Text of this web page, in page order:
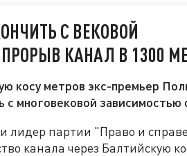
С ВЕКОВОЙ
КАНАЛ В 1300
косу метров экс-премьер
с многовековой зависимостью
партии "Право и
канала через Балтийскую